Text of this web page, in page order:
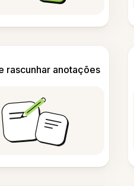
rascunhar anotações